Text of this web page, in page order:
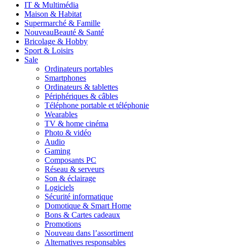
IT & Multimédia
Maison & Habitat
Supermarché & Famille
NouveauBeauté & Santé
Bricolage & Hobby
Sport & Loisirs
Sale
Ordinateurs portables
Smartphones
Ordinateurs & tablettes
Périphériques & câbles
Téléphone portable et téléphonie
Wearables
TV & home cinéma
Photo & vidéo
Audio
Gaming
Composants PC
Réseau & serveurs
Son & éclairage
Logiciels
Sécurité informatique
Domotique & Smart Home
Bons & Cartes cadeaux
Promotions
Nouveau dans l’assortiment
Alternatives responsables